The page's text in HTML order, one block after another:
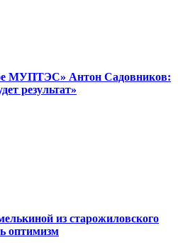
МУПТЭС» Антон Садовников:
результат»
из старожиловского
оптимизм